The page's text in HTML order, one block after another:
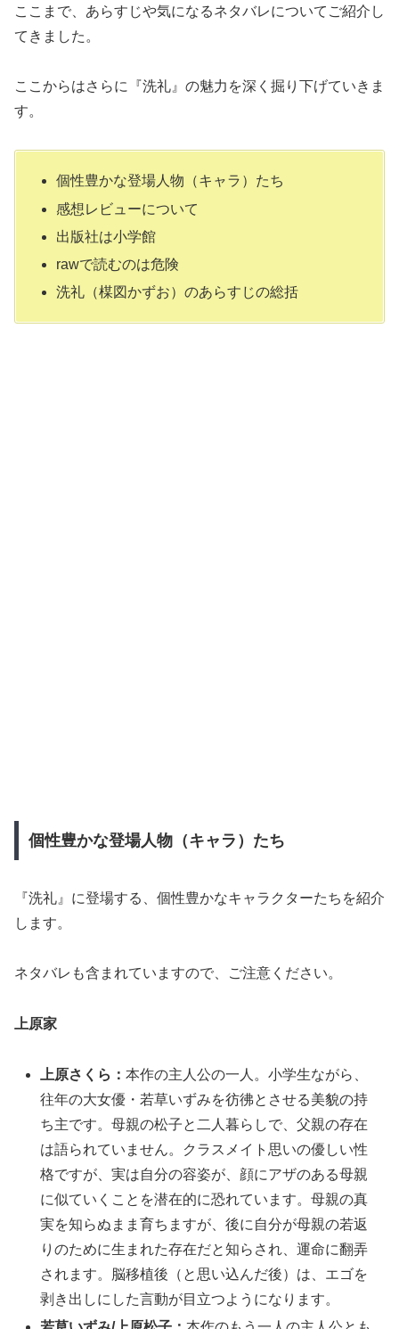
ここまで、あらすじや気になるネタバレについてご紹介し
てきました。
ここからはさらに『洗礼』の魅力を深く掘り下げていきま
す。
個性豊かな登場人物（キャラ）たち
感想レビューについて
出版社は小学館
rawで読むのは危険
洗礼（楳図かずお）のあらすじの総括
個性豊かな登場人物（キャラ）たち
『洗礼』に登場する、個性豊かなキャラクターたちを紹介
します。
ネタバレも含まれていますので、ご注意ください。
上原家
上原さくら：本作の主人公の一人。小学生ながら、
往年の大女優・若草いずみを彷彿とさせる美貌の持
ち主です。母親の松子と二人暮らしで、父親の存在
は語られていません。クラスメイト思いの優しい性
格ですが、実は自分の容姿が、顔にアザのある母親
に似ていくことを潜在的に恐れています。母親の真
実を知らぬまま育ちますが、後に自分が母親の若返
りのために生まれた存在だと知らされ、運命に翻弄
されます。脳移植後（と思い込んだ後）は、エゴを
剥き出しにした言動が目立つようになります。